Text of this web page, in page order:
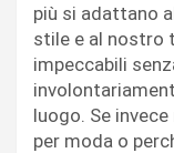
più si adattano
stile e al nostro
impeccabili
luogo. Se
per moda o